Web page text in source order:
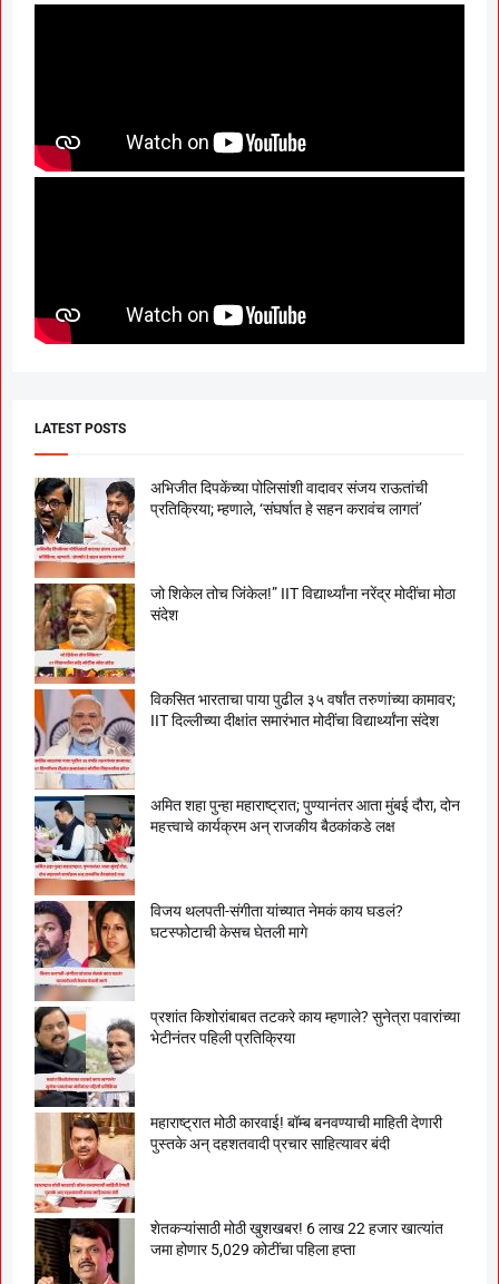
LATEST POSTS
अभिजीत दिपकेंच्या पोलिसांशी वादावर संजय राऊतांची
प्रतिक्रिया; म्हणाले, ‘संघर्षात हे सहन करावंच लागतं’
जो शिकेल तोच जिंकेल!” IIT विद्यार्थ्यांना नरेंद्र मोदींचा मोठा
संदेश
विकसित भारताचा पाया पुढील ३५ वर्षांत तरुणांच्या कामावर;
IIT दिल्लीच्या दीक्षांत समारंभात मोदींचा विद्यार्थ्यांना संदेश
अमित शहा पुन्हा महाराष्ट्रात; पुण्यानंतर आता मुंबई दौरा, दोन
महत्त्वाचे कार्यक्रम अन् राजकीय बैठकांकडे लक्ष
विजय थलपती-संगीता यांच्यात नेमकं काय घडलं?
घटस्फोटाची केसच घेतली मागे
प्रशांत किशोरांबाबत तटकरे काय म्हणाले? सुनेत्रा पवारांच्या
भेटीनंतर पहिली प्रतिक्रिया
महाराष्ट्रात मोठी कारवाई! बॉम्ब बनवण्याची माहिती देणारी
पुस्तके अन् दहशतवादी प्रचार साहित्यावर बंदी
शेतकऱ्यांसाठी मोठी खुशखबर! 6 लाख 22 हजार खात्यांत
जमा होणार 5,029 कोटींचा पहिला हप्ता